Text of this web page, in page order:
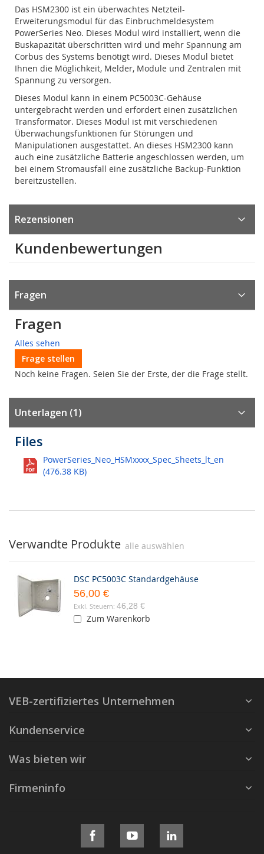
Das HSM2300 ist ein überwachtes Netzteil-
Erweiterungsmodul für das Einbruchmeldesystem
PowerSeries Neo. Dieses Modul wird installiert, wenn die
Buskapazität überschritten wird und mehr Spannung am
Corbus des Systems benötigt wird. Dieses Modul bietet
Ihnen die Möglichkeit, Melder, Module und Zentralen mit
Spannung zu versorgen.
Dieses Modul kann in einem PC5003C-Gehäuse
untergebracht werden und erfordert einen zusätzlichen
Transformator. Dieses Modul ist mit verschiedenen
Überwachungsfunktionen für Störungen und
Manipulationen ausgestattet. An dieses HSM2300 kann
auch eine zusätzliche Batterie angeschlossen werden, um
bei einem Stromausfall eine zusätzliche Backup-Funktion
bereitzustellen.
Rezensionen
Kundenbewertungen
Fragen
Fragen
Alles sehen
Frage stellen
Noch keine Fragen. Seien Sie der Erste, der die Frage stellt.
Unterlagen (1)
Files
PowerSeries_Neo_HSMxxxx_Spec_Sheets_lt_en
(476.38 KB)
Verwandte Produkte alle auswählen
DSC PC5003C Standardgehäuse
56,00 €
46,28 €
Zum Warenkorb
VEB-zertifiziertes Unternehmen
Kundenservice
Was bieten wir
Firmeninfo